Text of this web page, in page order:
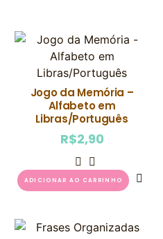
Jogo da Memória –
Alfabeto em
Libras/Português
R$2,90
ADICIONAR AO CARRINHO